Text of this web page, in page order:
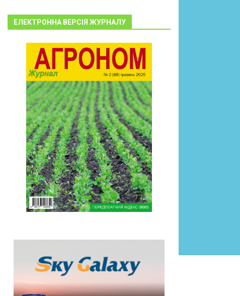
ЕЛЕКТРОННА ВЕРСІЯ ЖУРНАЛУ